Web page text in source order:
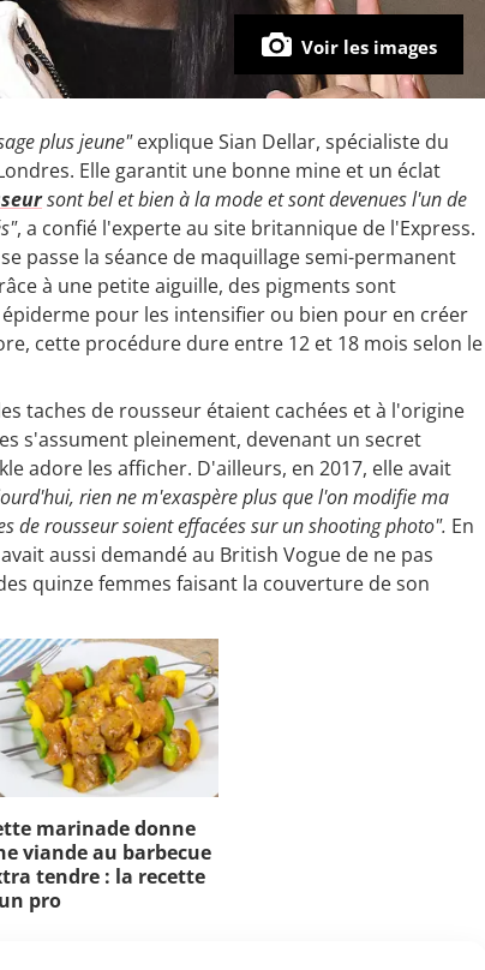
Voir les images
plus jeune"explique Sian Dellar, spécialiste du
Elle garantit une bonne mine et un éclat
sont bel et bien à la mode et sont devenues l'un de
, a confié l'experte au site britannique de l'Express.
passe la séance de maquillage semi-permanent
à une petite aiguille, des pigments sont
pour les intensifier ou bien pour en créer
cette procédure dure entre 12 et 18 mois selon le
taches de rousseur étaient cachées et à l'origine
s'assument pleinement, devenant un secret
adore les afficher. D'ailleurs, en 2017, elle avait
rien ne m'exaspère plus que l'on modifie ma
de rousseur soient effacées sur un shooting photo". En
aussi demandé au British Vogue de ne pas
quinze femmes faisant la couverture de son
marinade donne
viande au barbecue
tendre : la recette
pro